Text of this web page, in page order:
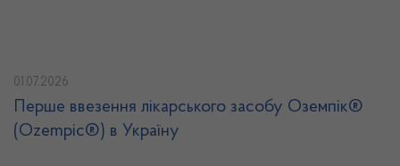
01.07.2026
Перше ввезення лікарського засобу Оземпік®
(Ozempic®) в Україну